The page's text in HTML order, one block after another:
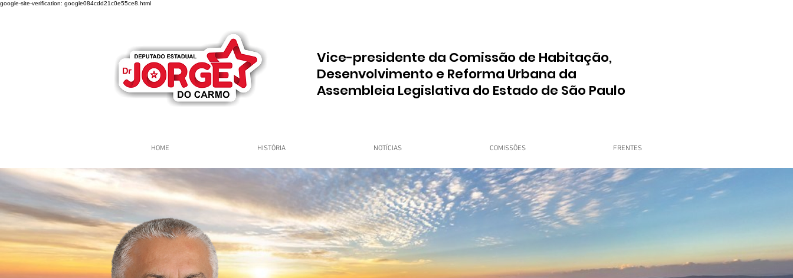
google-site-verification: google084cdd21c0e55ce8.html
Vice-presidente da Comissão de Habitação,
Desenvolvimento e Reforma Urbana da
Assembleia Legislativa do Estado de São Paulo
HOME HISTÓRIA NOTÍCIAS COMISSÕES FRENTES